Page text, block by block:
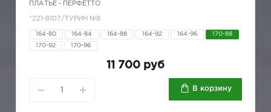
ПЛАТЬЕ - ПЕРФЕТТО
*221-8107/ТУРИН №8
164-80 164-84 164-88 164-92 164-96 170-88
170-92 170-96
11 700 руб
В корзину